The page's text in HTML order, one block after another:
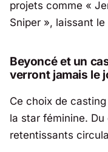
projets comme «
Sniper », laissant
Beyoncé et un
verront jamais le
Ce choix de
la star féminine.
retentissants